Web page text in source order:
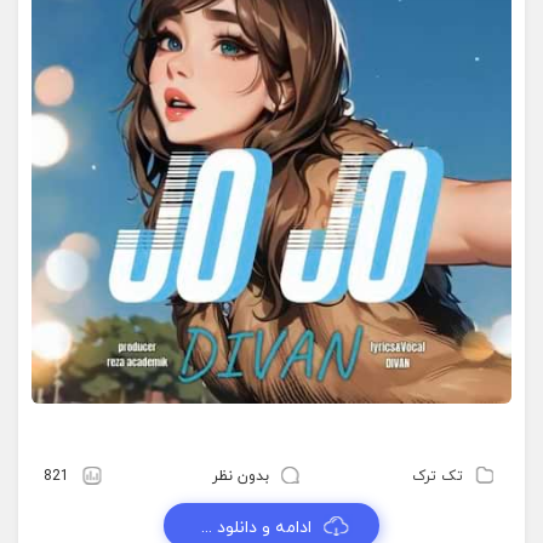
تک ترک بدون نظر 821
ادامه و دانلود ...